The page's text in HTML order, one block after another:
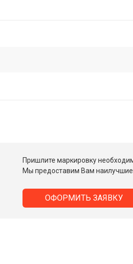
Пришлите маркировку
Мы предоставим Вам наилучшие
ОФОРМИТЬ ЗАЯВКУ